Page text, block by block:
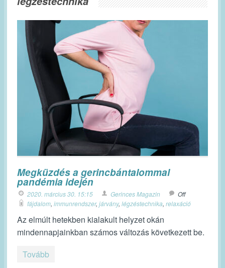
Megküzdés a gerincbántalommal
pandémia idején
2020. március 30. 15:15 Gerinces Magazin
Off
fájdalom, immunrendszer, járvány, légzéstechnika, relaxáció
Az elmúlt hetekben kialakult helyzet okán
mindennapjainkban számos változás következett be.
Tovább